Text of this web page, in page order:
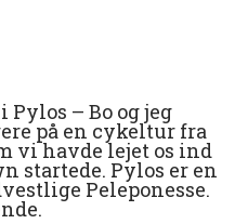
Pylos – Bo og jeg
på en cykeltur fra
vi havde lejet os ind
startede. Pylos er en
Peleponesse.